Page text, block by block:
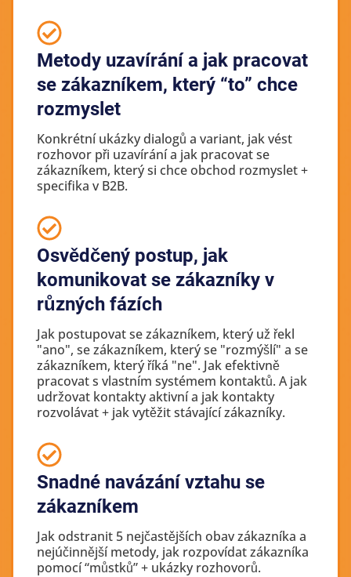
Metody uzavírání a jak pracovat
se zákazníkem, který “to” chce
rozmyslet
Konkrétní ukázky dialogů a variant, jak vést
rozhovor při uzavírání a jak pracovat se
zákazníkem, který si chce obchod rozmyslet +
specifika v B2B.
Osvědčený postup, jak
komunikovat se zákazníky v
různých fázích
Jak postupovat se zákazníkem, který už řekl
"ano", se zákazníkem, který se "rozmýšlí" a se
zákazníkem, který říká "ne". Jak efektivně
pracovat s vlastním systémem kontaktů. A jak
udržovat kontakty aktivní a jak kontakty
rozvolávat + jak vytěžit stávající zákazníky.
Snadné navázání vztahu se
zákazníkem
Jak odstranit 5 nejčastějších obav zákazníka a
nejúčinnější metody, jak rozpovídat zákazníka
pomocí “můstků” + ukázky rozhovorů.